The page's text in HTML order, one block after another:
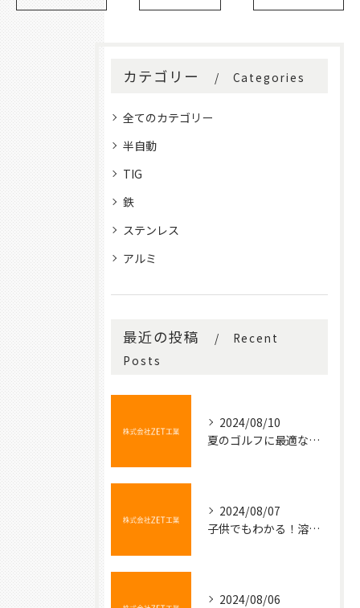
カテゴリー Categories
全てのカテゴリー
半自動
TIG
鉄
ステンレス
アルミ
最近の投稿
Recent
Posts
2024/08/10
夏のゴルフに最適な冷たい飲み物
2024/08/07
子供でもわかる！溶接の不思議な世界
2024/08/06